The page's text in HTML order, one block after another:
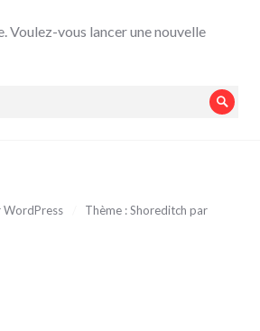
Voulez-vous lancer une nouvelle
WordPress
Thème : Shoreditch par